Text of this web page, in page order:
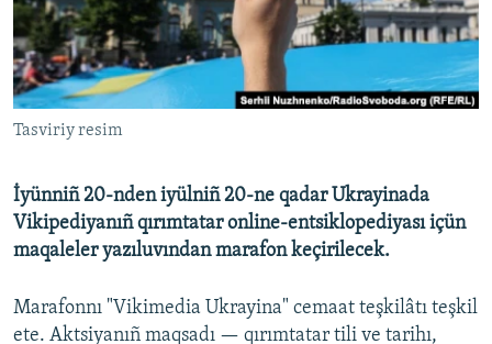
Русский
Українською
QOŞULIÑIZ!
RFE/RS bütün saytları
Tasviriy resim
İyünniñ 20-nden iyülniñ 20-ne qadar Ukrayinada
Vikipediyanıñ qırımtatar online-entsiklopediyası içün
maqaleler yazıluvından marafon keçirilecek.
Marafonnı "Vikimedia Ukrayina" cemaat teşkilâtı teşkil
ete. Aktsiyanıñ maqsadı — qırımtatar tili ve tarihı,